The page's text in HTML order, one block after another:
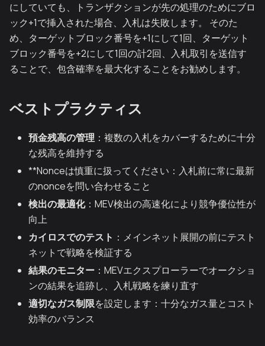
にしていても、トランザクションが先の処理のためにブロ
ック+1で挿入された場合、入札は失敗します。 そのた
め、ターゲットブロック番号を+1にして1回、ターゲット
ブロック番号を+2にして1回の計2回、入札取引を送信す
ることで、包含確率を最大化することをお勧めします。
ベストプラクティス
預金残高の管理：複数の入札をカバーするために十分
な残高を維持する
**Nonceは慎重に扱ってください：入札前に常に最新
のnonceを問い合わせること
検出の最適化：MEV検出の高速化により競争優位性が
向上
カイロスでのテスト ：メインネット展開の前にテスト
ネットで戦略を検証する
結果のモニター ：MEVエクスプローラーでオークショ
ンの結果を追跡し、入札戦略を練り直す
適切なガス制限を設定します：十分なガス量とコスト
効率のバランス